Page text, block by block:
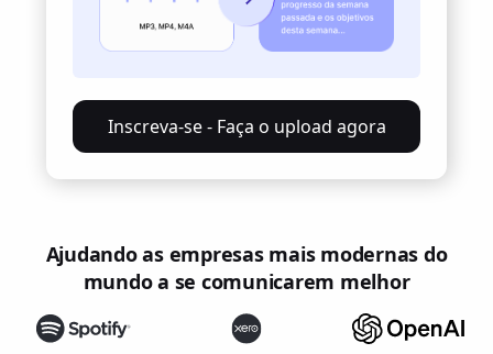
Inscreva-se - Faça o upload agora
Ajudando as empresas mais modernas do
mundo a se comunicarem melhor